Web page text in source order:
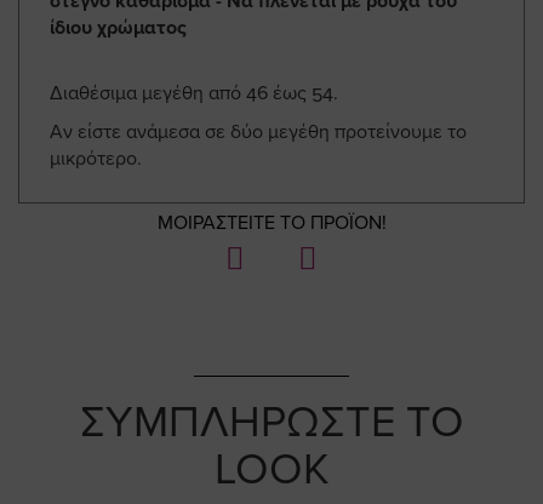
ίδιου χρώματος
Διαθέσιμα μεγέθη από 46 έως 54.
Αν είστε ανάμεσα σε δύο μεγέθη προτείνουμε το
μικρότερο.
ΜΟΙΡΑΣΤΕΙΤΕ ΤΟ ΠΡΟΪΟΝ!
ΣΥΜΠΛΗΡΩΣΤΕ ΤΟ
LOOK